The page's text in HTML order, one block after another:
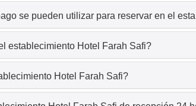
se pueden utilizar para reservar en el
establecimiento Hotel Farah Safi?
Hotel Farah Safi?